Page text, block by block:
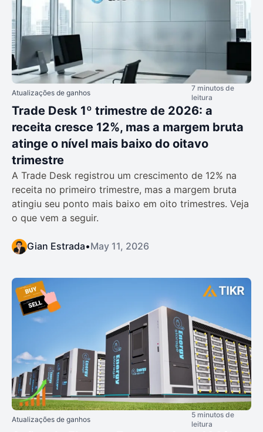
Atualizações de ganhos
7 minutos de
leitura
Trade Desk 1º trimestre de 2026: a
receita cresce 12%, mas a margem bruta
atinge o nível mais baixo do oitavo
trimestre
A Trade Desk registrou um crescimento de 12% na
receita no primeiro trimestre, mas a margem bruta
atingiu seu ponto mais baixo em oito trimestres. Veja
o que vem a seguir.
Gian Estrada•May 11, 2026
Atualizações de ganhos
5 minutos de
leitura